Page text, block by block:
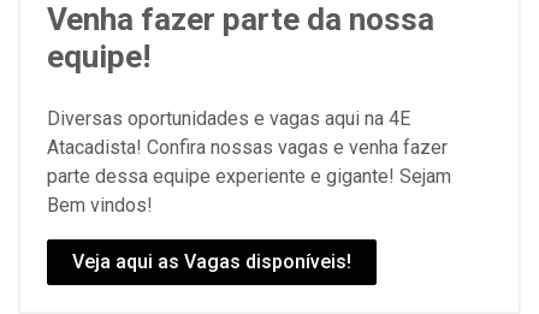
Venha fazer parte da nossa
equipe!
Diversas oportunidades e vagas aqui na 4E
Atacadista! Confira nossas vagas e venha fazer
parte dessa equipe experiente e gigante! Sejam
Bem vindos!
Veja aqui as Vagas disponíveis!